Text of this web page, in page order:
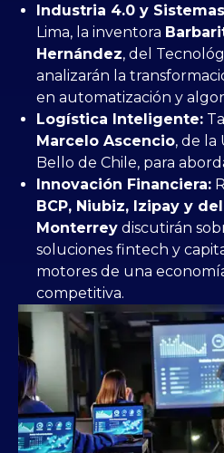
Industria 4.0 y
Lima, la inventora
Hernández, del
analizarán la
en automatización y
Logística Inteligente:
Marcelo Ascencio, de la
Bello de Chile, para
Innovación Financiera:
BCP, Niubiz, Izipay y
Monterrey discutirán
soluciones fintech y
motores de una
competitiva.